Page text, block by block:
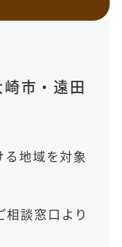
崎市 ・ 遠田
地域を対象
相談窓口より